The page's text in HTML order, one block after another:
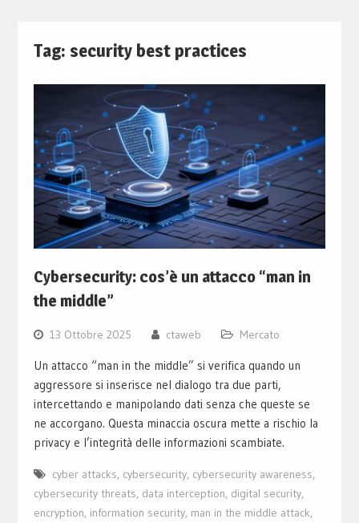
Tag: security best practices
Cybersecurity: cos’è un attacco “man in
the middle”
13 Ottobre 2025 ctaweb Mercato
Un attacco “man in the middle” si verifica quando un
aggressore si inserisce nel dialogo tra due parti,
intercettando e manipolando dati senza che queste se
ne accorgano. Questa minaccia oscura mette a rischio la
privacy e l’integrità delle informazioni scambiate.
cyber attacks, cybersecurity, cybersecurity awareness,
cybersecurity threats, data interception, digital security,
encryption, information security, man in the middle attack,